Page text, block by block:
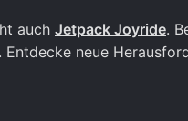
auch Jetpack Joyride.
neue